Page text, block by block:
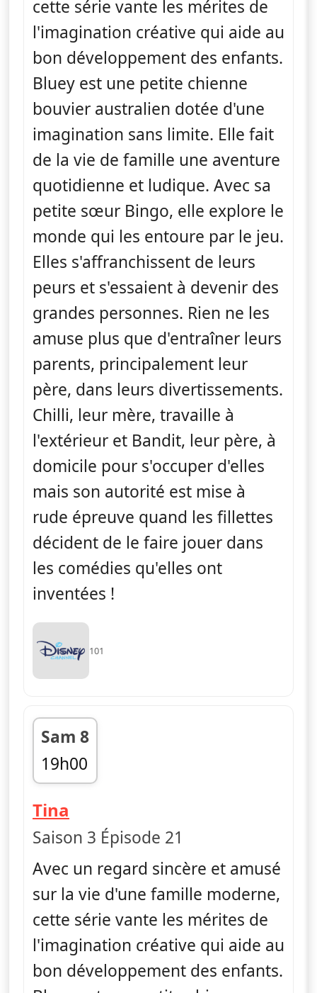
cette série vante les mérites de
l'imagination créative qui aide au
bon développement des enfants.
Bluey est une petite chienne
bouvier australien dotée d'une
imagination sans limite. Elle fait
de la vie de famille une aventure
quotidienne et ludique. Avec sa
petite sœur Bingo, elle explore le
monde qui les entoure par le jeu.
Elles s'affranchissent de leurs
peurs et s'essaient à devenir des
grandes personnes. Rien ne les
amuse plus que d'entraîner leurs
parents, principalement leur
père, dans leurs divertissements.
Chilli, leur mère, travaille à
l'extérieur et Bandit, leur père, à
domicile pour s'occuper d'elles
mais son autorité est mise à
rude épreuve quand les fillettes
décident de le faire jouer dans
les comédies qu'elles ont
inventées !
101
Sam 8
19h00
fin 19h10
Tina
Saison 3 Épisode 21
Avec un regard sincère et amusé
sur la vie d'une famille moderne,
cette série vante les mérites de
l'imagination créative qui aide au
bon développement des enfants.